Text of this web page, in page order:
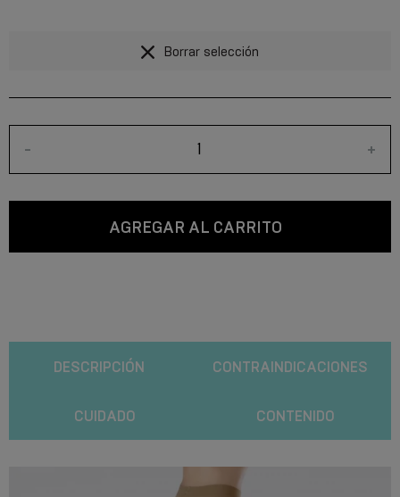
Borrar selección
- +
AGREGAR AL CARRITO
DESCRIPCIÓN CONTRAINDICACIONES
CUIDADO CONTENIDO